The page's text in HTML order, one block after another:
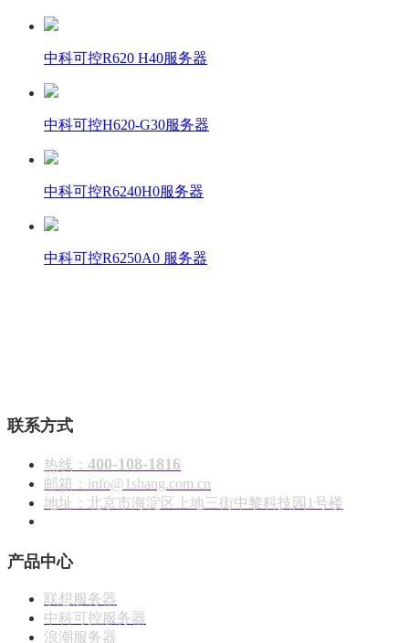
中科可控R620 H40服务器
中科可控H620-G30服务器
中科可控R6240H0服务器
中科可控R6250A0 服务器
联系方式
热线： 400-108-1816
邮箱：info@1shang.com.cn
地址：北京市海淀区上地三街中黎科技园1号楼
产品中心
联想服务器
中科可控服务器
浪潮服务器